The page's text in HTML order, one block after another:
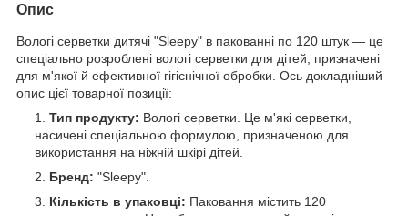
Опис
Вологі серветки дитячі "Sleepy" в пакованні по 120 штук — це
спеціально розроблені вологі серветки для дітей, призначені
для м'якої й ефективної гігієнічної обробки. Ось докладніший
опис цієї товарної позиції:
Тип продукту: Вологі серветки. Це м'які серветки,
насичені спеціальною формулою, призначеною для
використання на ніжній шкірі дітей.
Бренд: "Sleepy".
Кількість в упаковці: Паковання містить 120